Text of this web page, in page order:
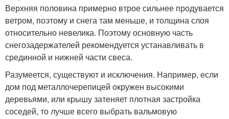
Верхняя половина примерно втрое сильнее продувается
ветром, поэтому и снега там меньше, и толщина слоя
относительно невелика. Поэтому основную часть
снегозадержателей рекомендуется устанавливать в
срединной и нижней части свеса.
Разумеется, существуют и исключения. Например, если
дом под металлочерепицей окружен высокими
деревьями, или крышу затеняет плотная застройка
соседей, то лучше всего выбрать вальмовую